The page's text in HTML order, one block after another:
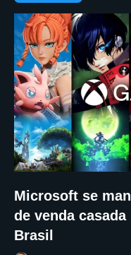
Microsoft se
de venda
Brasil